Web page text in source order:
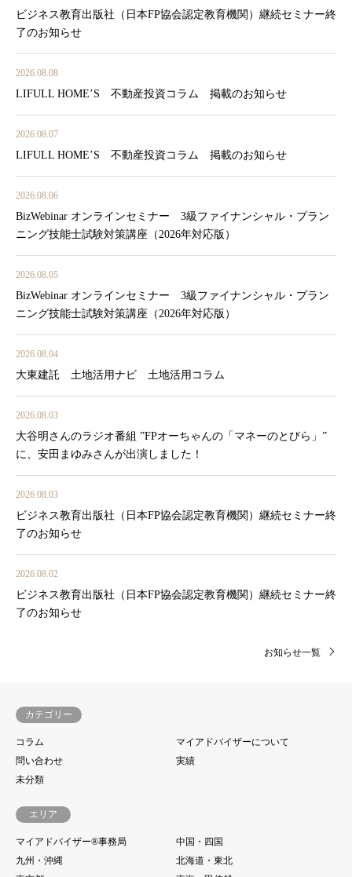
ビジネス教育出版社（日本FP協会認定教育機関）継続セミナー終
了のお知らせ
2026.08.08
LIFULL HOME’S 不動産投資コラム 掲載のお知らせ
2026.08.07
LIFULL HOME’S 不動産投資コラム 掲載のお知らせ
2026.08.06
BizWebinar オンラインセミナー 3級ファイナンシャル・プラン
ニング技能士試験対策講座（2026年対応版）
2026.08.05
BizWebinar オンラインセミナー 3級ファイナンシャル・プラン
ニング技能士試験対策講座（2026年対応版）
2026.08.04
大東建託 土地活用ナビ 土地活用コラム
2026.08.03
大谷明さんのラジオ番組 ”FPオーちゃんの「マネーのとびら」”
に、安田まゆみさんが出演しました！
2026.08.03
ビジネス教育出版社（日本FP協会認定教育機関）継続セミナー終
了のお知らせ
2026.08.02
ビジネス教育出版社（日本FP協会認定教育機関）継続セミナー終
了のお知らせ
お知らせ一覧
カテゴリー
コラム
マイアドバイザーについて
問い合わせ
実績
未分類
エリア
マイアドバイザー®事務局
中国・四国
九州・沖縄
北海道・東北